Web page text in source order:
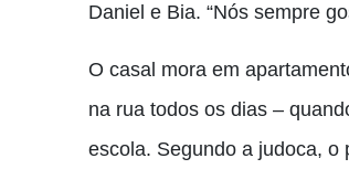
Daniel e Bia. “Nós sempre
O casal mora em
na rua todos os dias –
escola. Segundo a judoca, o